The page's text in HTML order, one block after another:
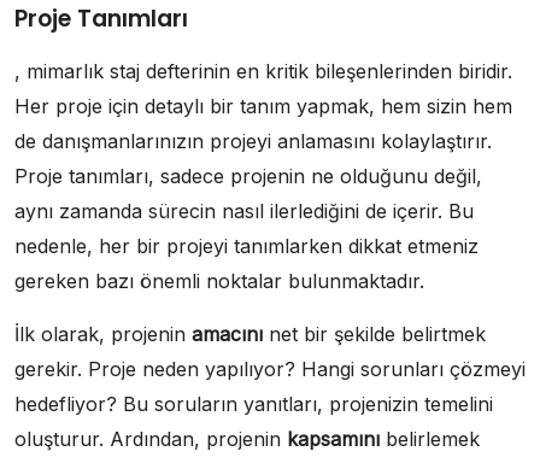
Proje Tanımları
, mimarlık staj defterinin en kritik bileşenlerinden biridir.
Her proje için detaylı bir tanım yapmak, hem sizin hem
de danışmanlarınızın projeyi anlamasını kolaylaştırır.
Proje tanımları, sadece projenin ne olduğunu değil,
aynı zamanda sürecin nasıl ilerlediğini de içerir. Bu
nedenle, her bir projeyi tanımlarken dikkat etmeniz
gereken bazı önemli noktalar bulunmaktadır.
İlk olarak, projenin amacını net bir şekilde belirtmek
gerekir. Proje neden yapılıyor? Hangi sorunları çözmeyi
hedefliyor? Bu soruların yanıtları, projenizin temelini
oluşturur. Ardından, projenin kapsamını belirlemek